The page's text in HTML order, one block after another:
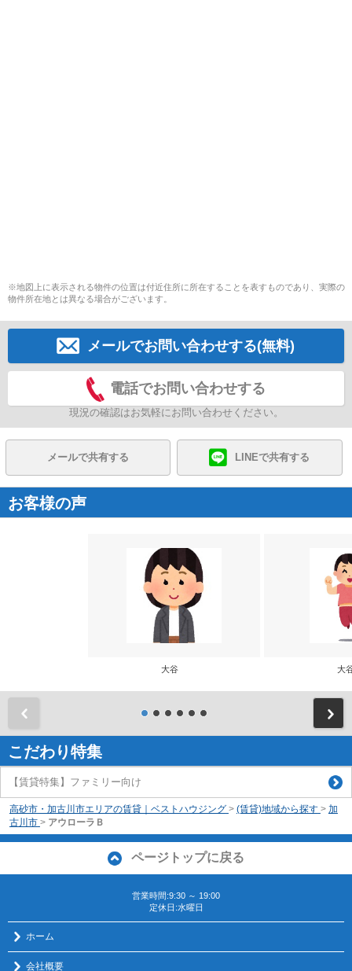
※地図上に表示される物件の位置は付近住所に所在することを表すものであり、実際の
物件所在地とは異なる場合がございます。
メールでお問い合わせする(無料)
電話でお問い合わせする
現況の確認はお気軽にお問い合わせください。
メールで共有する LINEで共有する
お客様の声
大谷 大
こだわり特集
【賃貸特集】ファミリー向け
高砂市・加古川市エリアの賃貸｜ベストハウジング > (賃貸)地域から探す > 加
古川市 > アウローラＢ
ページトップに戻る
営業時間:9:30 ～ 19:00
定休日:水曜日
ホーム
会社概要